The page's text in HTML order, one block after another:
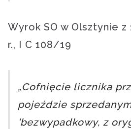
Wyrok SO w Olsztynie
r., I C 108/19
„Cofnięcie licznika
pojeździe
'bezwypadkowy, z